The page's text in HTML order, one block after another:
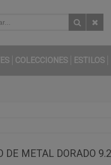
COLECCIONES ESTILOS
DE METAL DORADO